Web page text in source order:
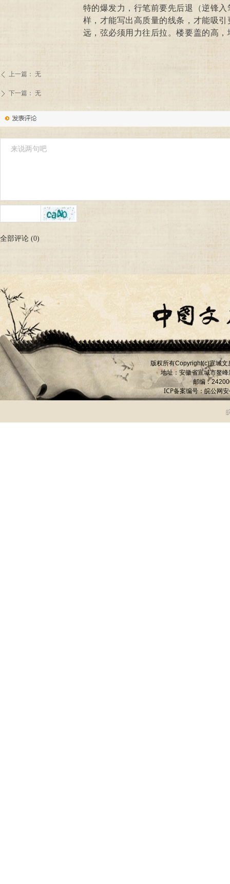
特的爆发力，行笔前要先后退（逆锋
样，才能写出高质量的线条，才能吸
远，弦必须用力往后拉。楼要盖的高
ꄴ 上一篇： 无
ꄲ 下一篇： 无
全部评论 (0)
版权所有Copyright(c)宣城文
地址：安徽省宣城市鳌峰
邮编：
ICP备案编号： 皖公网